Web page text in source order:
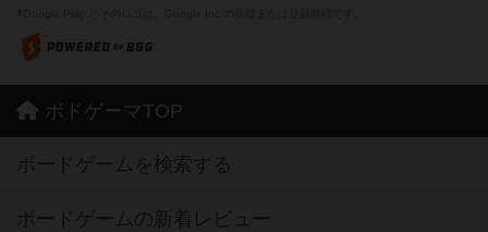
ボドゲーマTOP
ボードゲームを検索する
ボードゲームの新着レビュー